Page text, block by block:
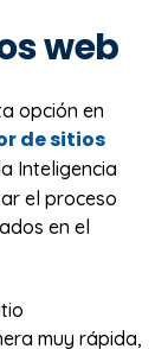
web
opción en
de sitios
Inteligencia
el proceso
en el
muy rápida,